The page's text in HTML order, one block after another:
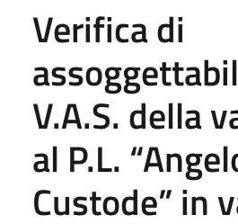
Verifica di
V.A.S. della
al P.L.
Custode” in